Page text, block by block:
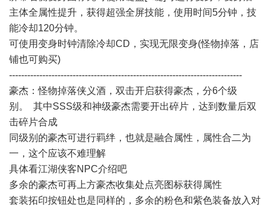
主体全属性提升，获得超强全屏技能，使用时间5分钟，技
能冷却120分钟。
可使用变身时钟清除冷却CD，实现无限变身(怪物掉落，店
铺也可购买)
-----------------------------------------------------------------------------
豪杰：怪物掉落侠义酒，双击开启获得豪杰，分6个级
别。 其中SSS级和神级豪杰需要开出碎片，达到数量后双
击碎片合成
同级别的豪杰可进行羁绊，也就是融合属性，属性合二为
一，这个应该不难理解
具体看江湖侠客NPC介绍吧
多余的豪杰可再上方豪杰收集处点亮图标获得属性
套装拓印按钮处也是同样的，多余的粉色和紫色装备放入对